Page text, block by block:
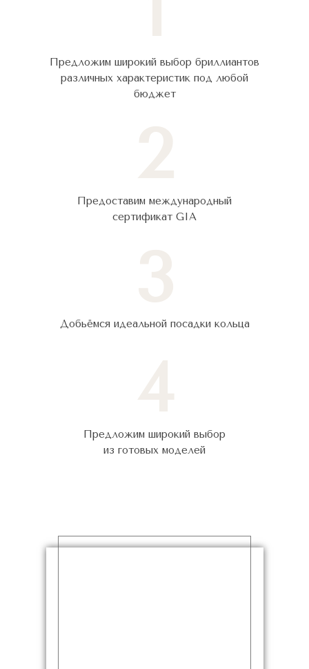
Предложим широкий выбор бриллиантов
различных характеристик под любой
бюджет
Предоставим международный
сертификат GIA
Добьёмся идеальной посадки кольца
Предложим широкий выбор
из готовых моделей